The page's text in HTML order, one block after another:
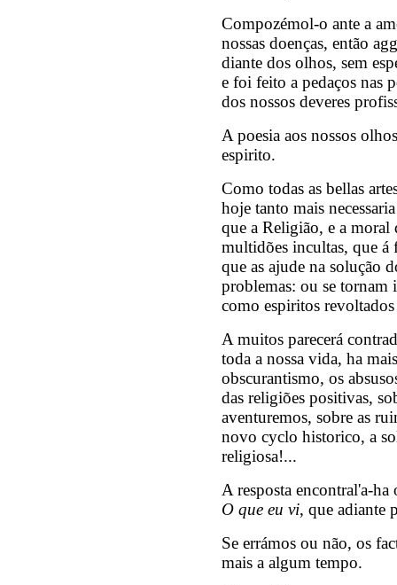
Compozémol-o ante a
nossas doenças, então
diante dos olhos, sem
e foi feito a pedaços nas
dos nossos deveres
A poesia aos nossos
espirito.
Como todas as bellas
hoje tanto mais
que a Religião, e a moral
multidões incultas, que
que as ajude na solução
problemas: ou se tornam
como espiritos
A muitos parecerá
toda a nossa vida, ha
obscurantismo, os
das religiões positivas,
aventuremos, sobre as
novo cyclo historico, a
religiosa!...
A resposta encontral'a-
O que eu vi, que adiante
Se errámos ou não, os
mais a algum tempo.